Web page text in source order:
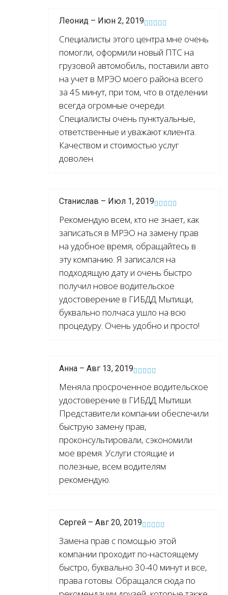
Леонид – Июн 2, 2019
Специалисты этого центра мне очень
помогли, оформили новый ПТС на
грузовой автомобиль, поставили авто
на учет в МРЭО моего района всего
за 45 минут, при том, что в отделении
всегда огромные очереди.
Специалисты очень пунктуальные,
ответственные и уважают клиента.
Качеством и стоимостью услуг
доволен.
Станислав – Июл 1, 2019
Рекомендую всем, кто не знает, как
записаться в МРЭО на замену прав
на удобное время, обращайтесь в
эту компанию. Я записался на
подходящую дату и очень быстро
получил новое водительское
удостоверение в ГИБДД Мытищи,
буквально полчаса ушло на всю
процедуру. Очень удобно и просто!
Анна – Авг 13, 2019
Меняла просроченное водительское
удостоверение в ГИБДД Мытиши.
Представители компании обеспечили
быструю замену прав,
проконсультировали, сэкономили
мое время. Услуги стоящие и
полезные, всем водителям
рекомендую.
Сергей – Авг 20, 2019
Замена прав с помощью этой
компании проходит по-настоящему
быстро, буквально 30-40 минут и все,
права готовы. Обращался сюда по